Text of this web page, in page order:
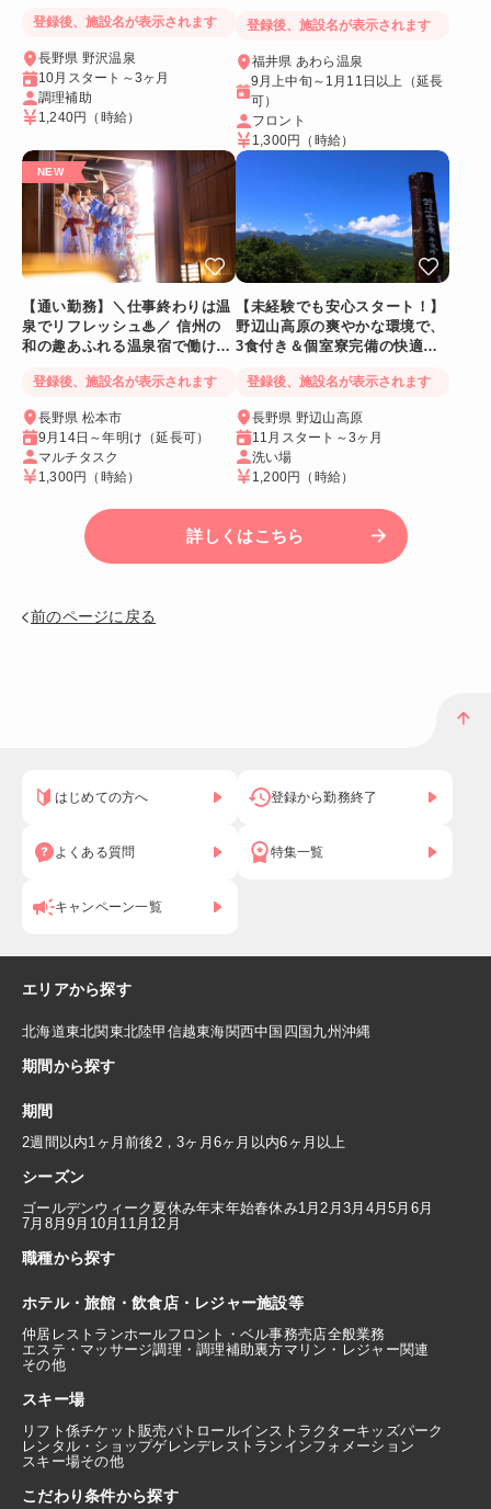
登録後、施設名が表示されます
長野県 野沢温泉
10月スタート～3ヶ月
調理補助
1,240円
（時給）
登録後、施設名が表示されます
福井県 あわら温泉
9月上中旬～1月11日以上（延長
可）
フロント
1,300円
（時給）
【通い勤務】＼仕事終わりは温
泉でリフレッシュ♨／ 信州の
和の趣あふれる温泉宿で働ける
登録後、施設名が表示されます
長野県 松本市
9月14日～年明け（延長可）
マルチタスク
1,300円 （時給）
【未経験でも安心スタート！】
野辺山高原の爽やかな環境で、
3食付き＆個室寮完備の快適リ
登録後、施設名が表示されます
長野県 野辺山高原
11月スタート～3ヶ月
洗い場
1,200円 （時給）
詳しくはこちら
前のページに戻る
はじめての方へ 登録から勤務終了
よくある質問 特集一覧
キャンペーン一覧
エリアから探す
北海道東北関東北陸甲信越東海関西中国 四国九州沖縄
期間から探す
期間
2週間以内1ヶ月前後 2，3ヶ月 6ヶ月以内6ヶ月以上
シーズン
ゴールデンウィーク 夏休み年末年始春休み1月 2月3月 4月5月 6月
7月 8月9月 10月 11月 12月
職種から探す
ホテル・旅館・飲食店・レジャー施設等
仲居 レストランホールフロント・ベル事務売店全般業務
エステ・マッサージ調理・調理補助裏方マリン・レジャー関連
その他
スキー場
リフト係チケット販売パトロールインストラクターキッズパーク
レンタル・ショップゲレンデレストラン インフォメーション
スキー場その他
こだわり条件から探す